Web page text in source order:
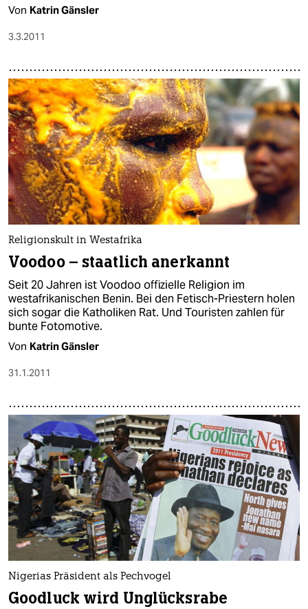
Von Katrin Gänsler
3.3.2011
Religionskult in Westafrika
Voodoo – staatlich anerkannt
Seit 20 Jahren ist Voodoo offizielle Religion im
westafrikanischen Benin. Bei den Fetisch-Priestern holen
sich sogar die Katholiken Rat. Und Touristen zahlen für
bunte Fotomotive.
Von Katrin Gänsler
31.1.2011
Nigerias Präsident als Pechvogel
Goodluck wird Unglücksrabe